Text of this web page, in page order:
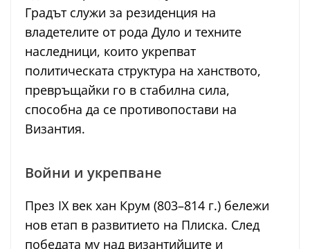
Градът служи за резиденция на
владетелите от рода Дуло и техните
наследници, които укрепват
политическата структура на ханството,
превръщайки го в стабилна сила,
способна да се противопостави на
Византия.
Войни и укрепване
През IX век хан Крум (803–814 г.) бележи
нов етап в развитието на Плиска. След
победата му над византийците и